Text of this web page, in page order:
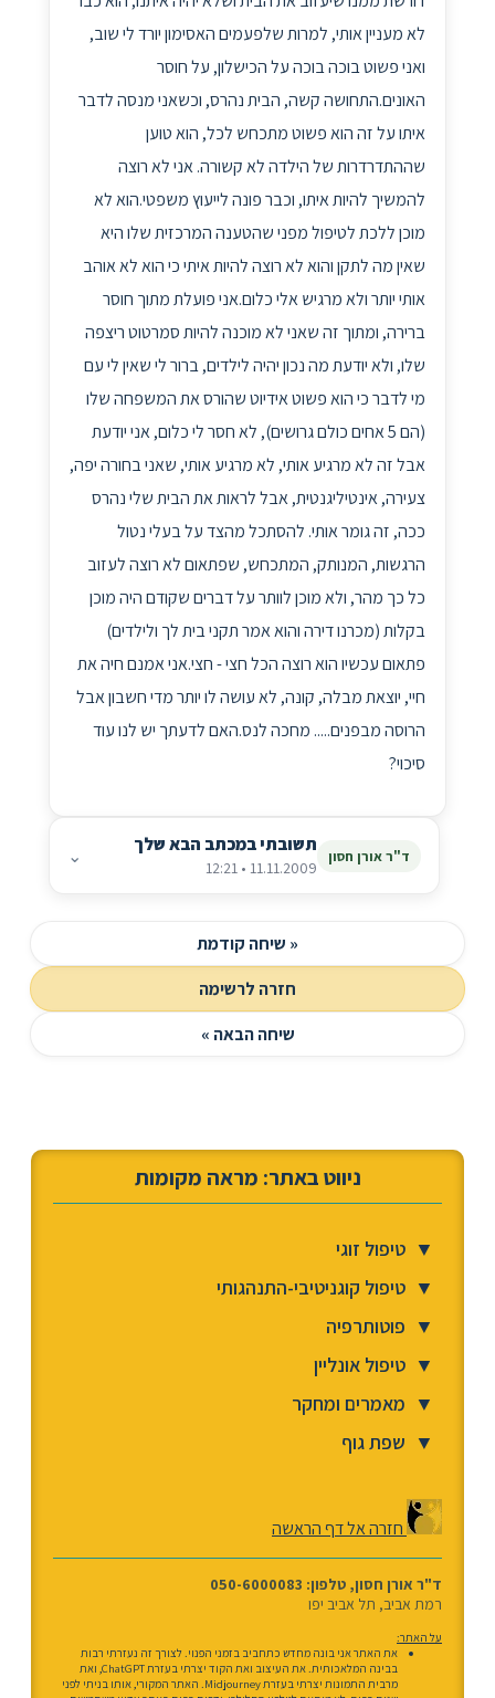
לא מעניין אותי, למרות שלפעמים האסימון יורד לי שוב,
ואני פשוט בוכה בוכה על הכישלון, על חוסר
האונים.התחושה קשה, הבית נהרס, וכשאני מנסה לדבר
איתו על זה הוא פשוט מתכחש לכל, הוא טוען
שההתדרדרות של הילדה לא קשורה. אני לא רוצה
להמשיך להיות איתו, וכבר פונה לייעוץ משפטי.הוא לא
מוכן ללכת לטיפול מפני שהטענה המרכזית שלו היא
שאין מה לתקן והוא לא רוצה להיות איתי כי הוא לא אוהב
אותי יותר ולא מרגיש אלי כלום.אני פועלת מתוך חוסר
ברירה, ומתוך זה שאני לא מוכנה להיות סמרטוט ריצפה
שלו, ולא יודעת מה נכון יהיה לילדים, ברור לי שאין לי עם
מי לדבר כי הוא פשוט אידיוט שהורס את המשפחה שלו
(הם 5 אחים כולם גרושים), לא חסר לי כלום, אני יודעת
אבל זה לא מרגיע אותי, לא מרגיע אותי, שאני בחורה יפה,
צעירה, אינטיליגנטית, אבל לראות את הבית שלי נהרס
ככה, זה גומר אותי. להסתכל מהצד על בעלי נטול
הרגשות, המנותק, המתכחש, שפתאום לא רוצה לעזוב
כל כך מהר, ולא מוכן לוותר על דברים שקודם היה מוכן
בקלות (מכרנו דירה והוא אמר תקני בית לך ולילדים)
פתאום עכשיו הוא רוצה הכל חצי - חצי.אני אמנם חיה את
חיי, יוצאת מבלה, קונה, לא עושה לו יותר מדי חשבון אבל
הרוסה מבפנים..... מחכה לנס.האם לדעתך יש לנו עוד
סיכוי?
ד"ר אורן חסון תשובתי במכתב הבא שלך
11.11.2009 • 12:21
⌄
« שיחה קודמת
חזרה לרשימה
שיחה הבאה »
ניווט באתר: מראה מקומות
▼ טיפול זוגי
▼ טיפול קוגניטיבי-התנהגותי
▼ פוטותרפיה
▼ טיפול אונליין
▼ מאמרים ומחקר
▼ שפת גוף
חזרה אל דף הראשה
ד"ר אורן חסון, טלפון: 050-6000083
רמת אביב, תל אביב יפו
על האתר:
את האתר אני בונה מחדש כתחביב בזמני הפנוי. לצורך זה נעזרתי רבות
בבינה המלאכותית. את העיצוב ואת הקוד יצרתי בעזרת ChatGPT, ואת
מרבית התמונות יצרתי בעזרת Midjourney. האתר המקורי, אותו בניתי לפני